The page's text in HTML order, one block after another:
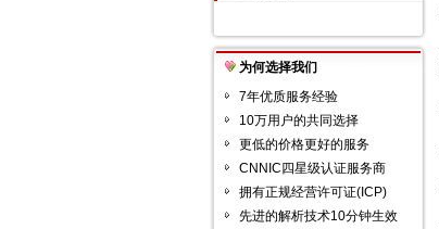
为何选择我们
7年优质服务经验
10万用户的共同选择
更低的价格更好的服务
CNNIC四星级认证服务商
拥有正规经营许可证(ICP)
先进的解析技术10分钟生效